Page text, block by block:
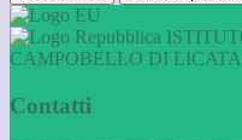
CAMPOBELLO DI
Contatti